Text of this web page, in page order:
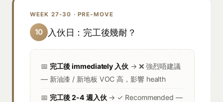
WEEK 27-30 · PRE-MOVE
10 入伙日：完工後幾耐？
📅 完工後 immediately 入伙 → ❌ 強烈唔建議
— 新油漆 / 新地板 VOC 高，影響 health
📅 完工後 2-4 週入伙 → ✓ Recommended —